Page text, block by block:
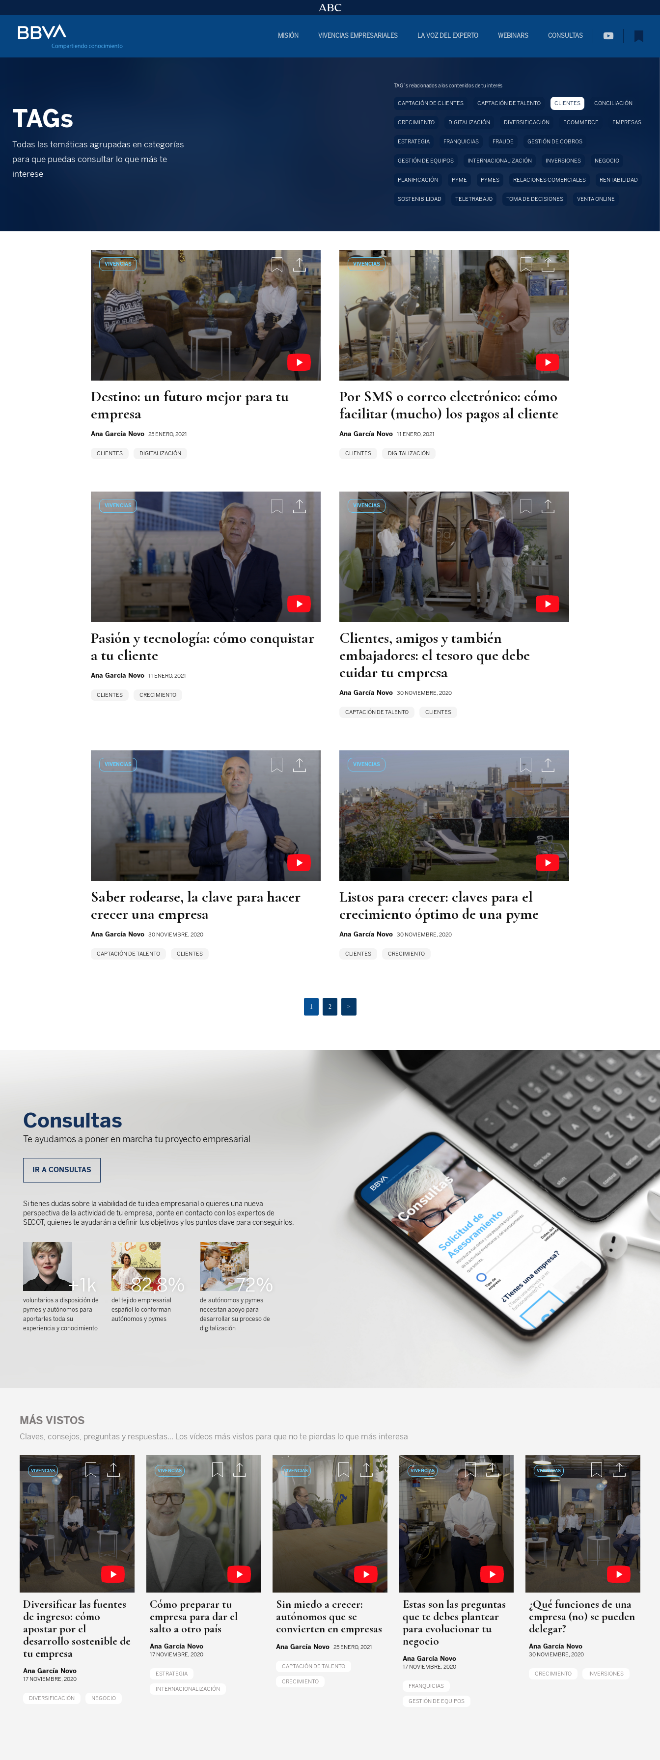
MISIÓN VIVENCIAS EMPRESARIALES LA VOZ DEL EXPERTO WEBINARS CONSULTAS
TAGs
Todas las temáticas agrupadas en categorías
para que puedas consultar lo que más te
interese
TAG`s relacionados a los contenidos de tu interés
CAPTACIÓN DE CLIENTES CAPTACIÓN DE TALENTO CLIENTES CONCILIACIÓN
CRECIMIENTO DIGITALIZACIÓN DIVERSIFICACIÓN ECOMMERCE EMPRESAS
ESTRATEGIA FRANQUICIAS FRAUDE GESTIÓN DE COBROS
GESTIÓN DE EQUIPOS INTERNACIONALIZACIÓN INVERSIONES NEGOCIO
PLANIFICACIÓN PYME PYMES RELACIONES COMERCIALES RENTABILIDAD
SOSTENIBILIDAD TELETRABAJO TOMA DE DECISIONES VENTA ONLINE
VIVENCIAS
Destino: un futuro mejor para tu
empresa
Ana García Novo 25 ENERO, 2021
CLIENTES DIGITALIZACIÓN
VIVENCIAS
Por SMS o correo electrónico: cómo
facilitar (mucho) los pagos al cliente
Ana García Novo 11 ENERO, 2021
CLIENTES DIGITALIZACIÓN
VIVENCIAS
Pasión y tecnología: cómo conquistar
a tu cliente
Ana García Novo 11 ENERO, 2021
CLIENTES CRECIMIENTO
VIVENCIAS
Clientes, amigos y también
embajadores: el tesoro que debe
cuidar tu empresa
Ana García Novo 30 NOVIEMBRE, 2020
CAPTACIÓN DE TALENTO CLIENTES
VIVENCIAS
Saber rodearse, la clave para hacer
crecer una empresa
Ana García Novo 30 NOVIEMBRE, 2020
CAPTACIÓN DE TALENTO CLIENTES
VIVENCIAS
Listos para crecer: claves para el
crecimiento óptimo de una pyme
Ana García Novo 30 NOVIEMBRE, 2020
CLIENTES CRECIMIENTO
1 2 >
Consultas
Te ayudamos a poner en marcha tu proyecto empresarial
IR A CONSULTAS
Si tienes dudas sobre la viabilidad de tu idea empresarial o quieres una nueva
perspectiva de la actividad de tu empresa, ponte en contacto con los expertos de
SECOT, quienes te ayudarán a definir tus objetivos y los puntos clave para conseguirlos.
+1k
voluntarios a disposición de
pymes y autónomos para
aportarles toda su
experiencia y conocimiento
82,8%
del tejido empresarial
español lo conforman
autónomos y pymes
72%
de autónomos y pymes
necesitan apoyo para
desarrollar su proceso de
digitalización
MÁS VISTOS
Claves, consejos, preguntas y respuestas... Los vídeos más vistos para que no te pierdas lo que más interesa
VIVENCIAS
Diversificar las fuentes
de ingreso: cómo
apostar por el
desarrollo sostenible de
tu empresa
Ana García Novo
17 NOVIEMBRE, 2020
DIVERSIFICACIÓN NEGOCIO
VIVENCIAS
Cómo preparar tu
empresa para dar el
salto a otro país
Ana García Novo
17 NOVIEMBRE, 2020
ESTRATEGIA
INTERNACIONALIZACIÓN
VIVENCIAS
Sin miedo a crecer:
autónomos que se
convierten en empresas
Ana García Novo 25 ENERO, 2021
CAPTACIÓN DE TALENTO
CRECIMIENTO
VIVENCIAS
Estas son las preguntas
que te debes plantear
para evolucionar tu
negocio
Ana García Novo
17 NOVIEMBRE, 2020
FRANQUICIAS
GESTIÓN DE EQUIPOS
VIVENCIAS
¿Qué funciones de una
empresa (no) se pueden
delegar?
Ana García Novo
30 NOVIEMBRE, 2020
CRECIMIENTO INVERSIONES